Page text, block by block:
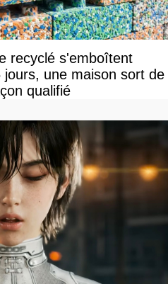
recyclé s'emboîtent
une maison sort de
qualifié